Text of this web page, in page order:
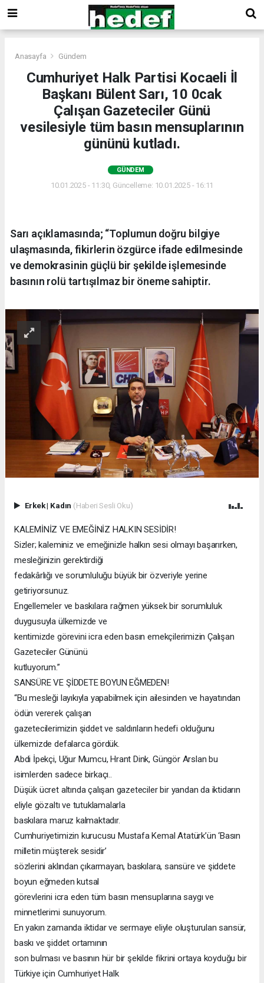
Anasayfa Gündem
Cumhuriyet Halk Partisi Kocaeli İl
Başkanı Bülent Sarı, 10 0cak
Çalışan Gazeteciler Günü
vesilesiyle tüm basın mensuplarının
gününü kutladı.
GÜNDEM
10.01.2025 - 11:30, Güncelleme: 10.01.2025 - 16:11
Sarı açıklamasında; “Toplumun doğru bilgiye
ulaşmasında, fikirlerin özgürce ifade edilmesinde
ve demokrasinin güçlü bir şekilde işlemesinde
basının rolü tartışılmaz bir öneme sahiptir.
Erkek| Kadın (Haberi Sesli Oku)
KALEMİNİZ VE EMEĞİNİZ HALKIN SESİDİR!
Sizler; kaleminiz ve emeğinizle halkın sesi olmayı başarırken,
mesleğinizin gerektirdiği
fedakârlığı ve sorumluluğu büyük bir özveriyle yerine
getiriyorsunuz.
Engellemeler ve baskılara rağmen yüksek bir sorumluluk
duygusuyla ülkemizde ve
kentimizde görevini icra eden basın emekçilerimizin Çalışan
Gazeteciler Gününü
kutluyorum.”
SANSÜRE VE ŞİDDETE BOYUN EĞMEDEN!
“Bu mesleği layıkıyla yapabilmek için ailesinden ve hayatından
ödün vererek çalışan
gazetecilerimizin şiddet ve saldırıların hedefi olduğunu
ülkemizde defalarca gördük.
Abdi İpekçi, Uğur Mumcu, Hrant Dink, Güngör Arslan bu
isimlerden sadece birkaçı..
Düşük ücret altında çalışan gazeteciler bir yandan da iktidarın
eliyle gözaltı ve tutuklamalarla
baskılara maruz kalmaktadır.
Cumhuriyetimizin kurucusu Mustafa Kemal Atatürk’ün ‘Basın
milletin müşterek sesidir’
sözlerini aklından çıkarmayan, baskılara, sansüre ve şiddete
boyun eğmeden kutsal
görevlerini icra eden tüm basın mensuplarına saygı ve
minnetlerimi sunuyorum.
En yakın zamanda iktidar ve sermaye eliyle oluşturulan sansür,
baskı ve şiddet ortamının
son bulması ve basının hür bir şekilde fikrini ortaya koyduğu bir
Türkiye için Cumhuriyet Halk